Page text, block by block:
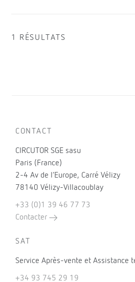
1 RÉSULTATS
CONTACT
CIRCUTOR SGE sasu
Paris (France)
2-4 Av de l’Europe, Carré Vélizy
78140 Vélizy-Villacoublay
+33 (0)1 39 46 77 73
Contacter
SAT
Service Après-vente et Assistance
+34 93 745 29 19